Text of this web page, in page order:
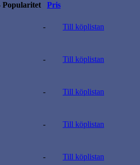
Popularitet
Pris
- Till köplistan
- Till köplistan
- Till köplistan
- Till köplistan
- Till köplistan